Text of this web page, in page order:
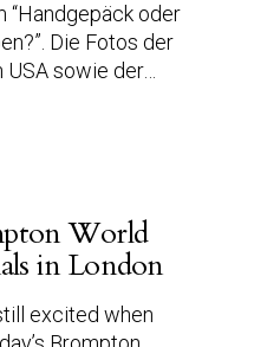
“Handgepäck oder
Die Fotos der
sowie der…
World
in London
excited when